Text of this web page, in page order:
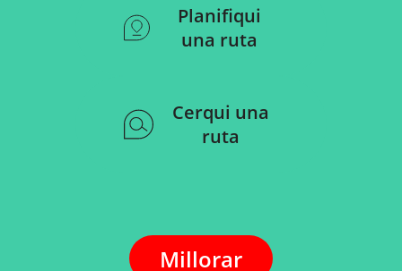
Planifiqui
una ruta
Cerqui una
ruta
Millorar